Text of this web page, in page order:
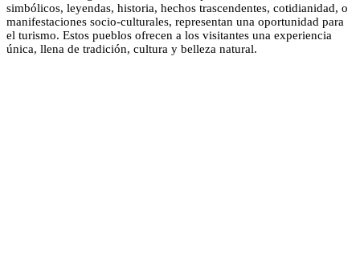
simbólicos, leyendas, historia, hechos trascendentes, cotidianidad, o
manifestaciones socio-culturales, representan una oportunidad para
el turismo. Estos pueblos ofrecen a los visitantes una experiencia
única, llena de tradición, cultura y belleza natural.